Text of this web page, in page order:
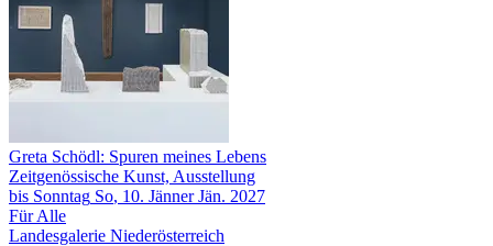
Greta Schödl: Spuren meines Lebens
Zeitgenössische Kunst, Ausstellung
bis Sonntag So, 10. Jänner Jän. 2027
Für Alle
Landesgalerie Niederösterreich